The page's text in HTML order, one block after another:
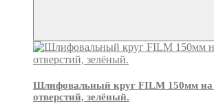
Шлифовальный круг FILM 150мм на
отверстий, зелёный.